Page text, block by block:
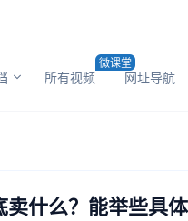
所有视频
微课堂
网址导航
什么？能举些具体